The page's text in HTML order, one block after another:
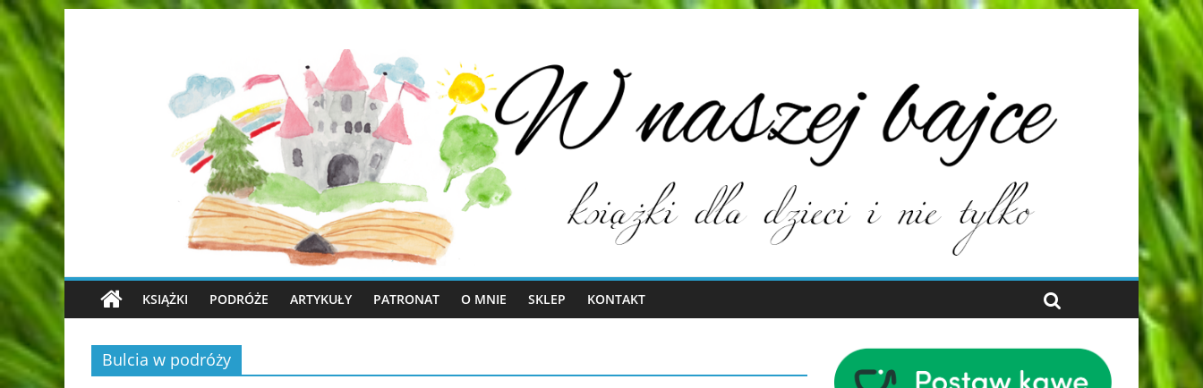
KSIĄŻKI PODRÓŻE ARTYKUŁY PATRONAT O MNIE SKLEP KONTAKT
Bulcia w podróży